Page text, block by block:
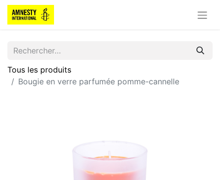
Tous les produits
Bougie en verre parfumée pomme-cannelle